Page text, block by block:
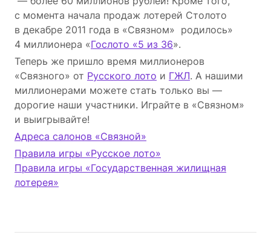
с момента начала продаж лотерей Столото
в декабре 2011 года в «Связном» родилось»
4 миллионера «Гослото «5 из 36».
Теперь же пришло время миллионеров
«Связного» от Русского лото и ГЖЛ. А нашими
миллионерами можете стать только вы —
дорогие наши участники. Играйте в «Связном»
и выигрывайте!
Адреса салонов «Связной»
Правила игры «Русское лото»
Правила игры «Государственная жилищная
лотерея»